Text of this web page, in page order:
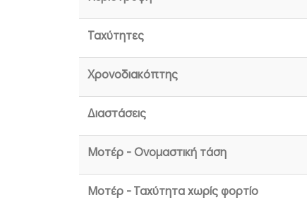
Ταχύτητες
Χρονοδιακόπτης
Διαστάσεις
Μοτέρ - Ονομαστική τάση
Μοτέρ - Ταχύτητα χωρίς φορτίο